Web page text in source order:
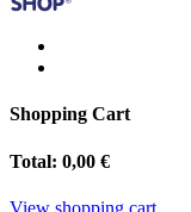
Shopping Cart
Total: 0,00 €
View shopping cart